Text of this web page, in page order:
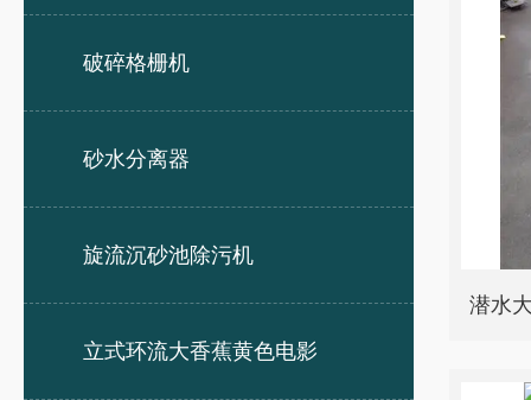
破碎格栅机
砂水分离器
旋流沉砂池除污机
立式环流大香蕉黄色电影
潜水